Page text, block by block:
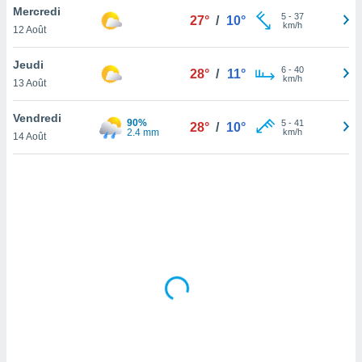
en
de
Mercredi
12 Août
27° / 10° 5- 37
km/h
Jeudi
13 Août
28° / 11° 6- 40
km/h
Vendredi
14 Août
90%
2.4 mm
28° / 10° 5- 41
km/h